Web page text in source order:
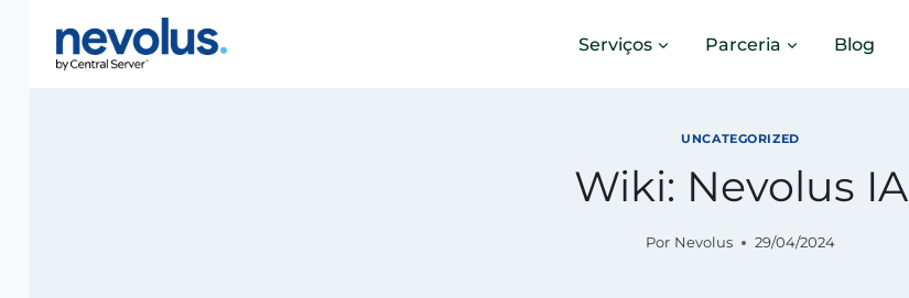
para
Serviços Parceria Blog
UNCATEGORIZED
Wiki: Nevolus IA
Por Nevolus 29/04/2024